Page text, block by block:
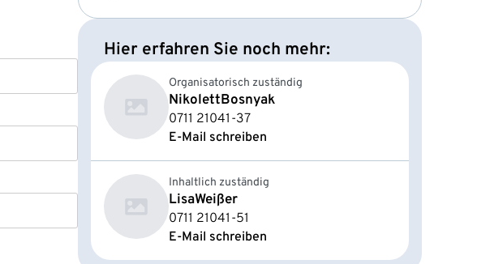
Hier erfahren Sie noch mehr:
Organisatorisch zuständig
NikolettBosnyak
0711 21041-37
E-Mail schreiben
Inhaltlich zuständig
LisaWeißer
0711 21041-51
E-Mail schreiben